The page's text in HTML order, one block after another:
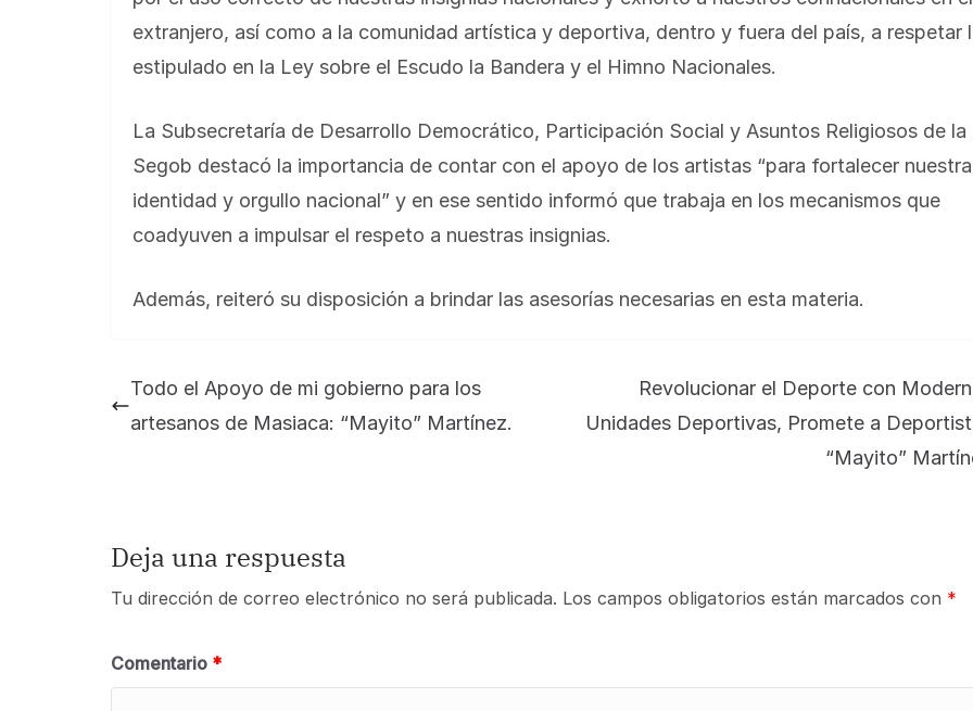
extranjero, así como a la comunidad artística y deportiva, dentro y fuera del país, a respetar
estipulado en la Ley sobre el Escudo la Bandera y el Himno Nacionales.
La Subsecretaría de Desarrollo Democrático, Participación Social y Asuntos Religiosos de la
Segob destacó la importancia de contar con el apoyo de los artistas “para fortalecer nuestra
identidad y orgullo nacional” y en ese sentido informó que trabaja en los mecanismos que
coadyuven a impulsar el respeto a nuestras insignias.
Además, reiteró su disposición a brindar las asesorías necesarias en esta materia.
Todo el Apoyo de mi gobierno para los
artesanos de Masiaca: “Mayito” Martínez.
Revolucionar el Deporte con
Unidades Deportivas, Promete a
“Mayito”
Deja una respuesta
Tu dirección de correo electrónico no será publicada. Los campos obligatorios están marcados con *
Comentario *